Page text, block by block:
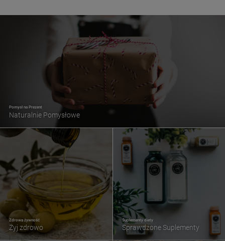
Pomysł na Prezent
Naturalnie Pomysłowe
Zdrowa żywność
Żyj zdrowo
Suplementy diety
Sprawdzone Suplementy